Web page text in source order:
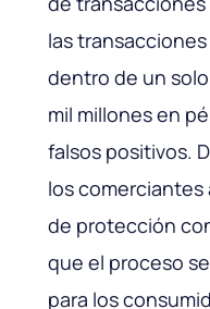
las
dentro de un
mil millones en
falsos positivos.
los
de protección
que el proceso
para los